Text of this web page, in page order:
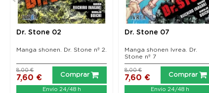
Dr. Stone 02
Manga shonen. Dr. Stone nº 2.
7,60 €
8,00 €
Comprar
Envío 24/48 h
Dr. Stone 07
Manga shonen Ivrea. Dr.
Stone nº 7
7,60 €
8,00 €
Comprar
Envío 24/48 h